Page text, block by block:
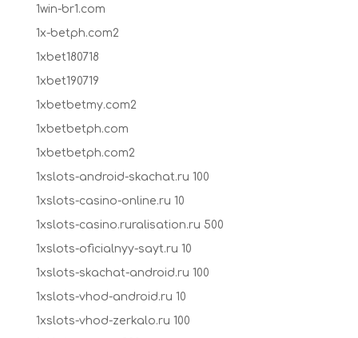
1win-br1.com
1x-betph.com2
1xbet180718
1xbet190719
1xbetbetmy.com2
1xbetbetph.com
1xbetbetph.com2
1xslots-android-skachat.ru 100
1xslots-casino-online.ru 10
1xslots-casino.ruralisation.ru 500
1xslots-oficialnyy-sayt.ru 10
1xslots-skachat-android.ru 100
1xslots-vhod-android.ru 10
1xslots-vhod-zerkalo.ru 100